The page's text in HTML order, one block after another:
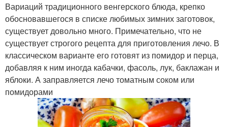
Вариаций традиционного венгерского блюда, крепко
обосновавшегося в списке любимых зимних заготовок,
существует довольно много. Примечательно, что не
существует строгого рецепта для приготовления лечо. В
классическом варианте его готовят из помидор и перца,
добавляя к ним иногда кабачки, фасоль, лук, баклажан и
яблоки. А заправляется лечо томатным соком или
помидорами